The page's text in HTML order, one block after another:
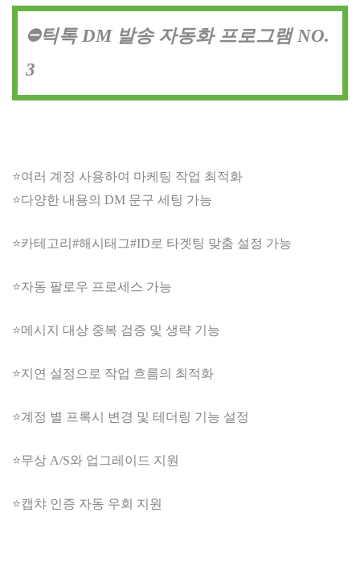
⛔틱톡 DM 발송 자동화 프로그램 NO.
3
⭐여러 계정 사용하여 마케팅 작업 최적화
⭐다양한 내용의 DM 문구 세팅 가능
⭐카테고리#해시태그#ID로 타겟팅 맞춤 설정 가능
⭐자동 팔로우 프로세스 가능
⭐메시지 대상 중복 검증 및 생략 기능
⭐지연 설정으로 작업 흐름의 최적화
⭐계정 별 프록시 변경 및 테더링 기능 설정
⭐무상 A/S와 업그레이드 지원
⭐캡챠 인증 자동 우회 지원